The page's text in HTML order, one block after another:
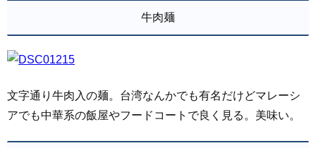
牛肉麺
文字通り牛肉入の麺。台湾なんかでも有名だけどマレーシ
アでも中華系の飯屋やフードコートで良く見る。美味い。